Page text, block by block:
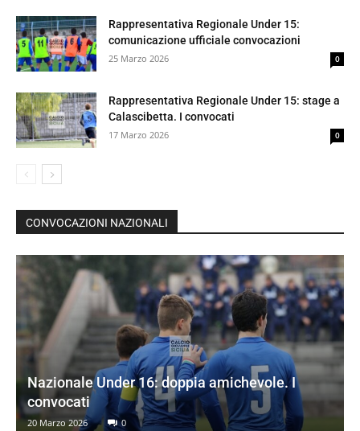
Rappresentativa Regionale Under 15:
comunicazione ufficiale convocazioni
25 Marzo 2026 0
Rappresentativa Regionale Under 15: stage a
Calascibetta. I convocati
17 Marzo 2026 0
CONVOCAZIONI NAZIONALI
Nazionale Under 16: doppia amichevole. I
convocati
20 Marzo 2026 0